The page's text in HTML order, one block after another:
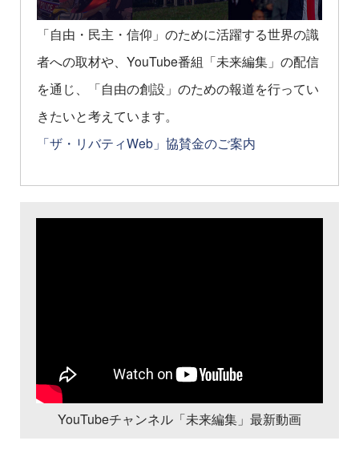
「自由・民主・信仰」のために活躍する世界の識
者への取材や、YouTube番組「未来編集」の配信
を通じ、「自由の創設」のための報道を行ってい
きたいと考えています。
「ザ・リバティWeb」協賛金のご案内
YouTubeチャンネル「未来編集」最新動画